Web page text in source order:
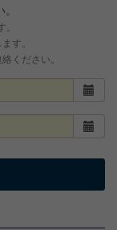
す。
ください。